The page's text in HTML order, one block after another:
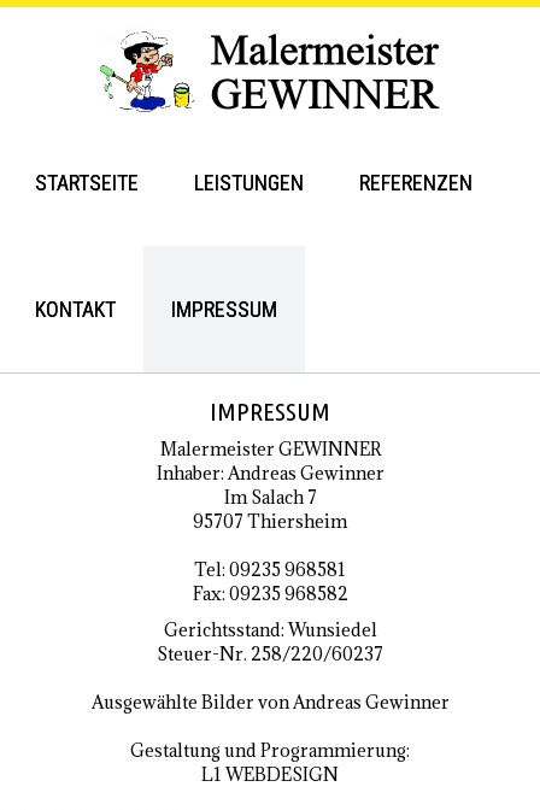
STARTSEITE LEISTUNGEN REFERENZEN
KONTAKT IMPRESSUM
IMPRESSUM
Malermeister GEWINNER
Inhaber: Andreas Gewinner
Im Salach 7
95707 Thiersheim
Tel: 09235 968581
Fax: 09235 968582
Gerichtsstand: Wunsiedel
Steuer-Nr. 258/220/60237
Ausgewählte Bilder von Andreas Gewinner
Gestaltung und Programmierung:
L1 WEBDESIGN